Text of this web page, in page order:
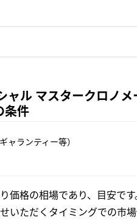
ャル マスタークロノ
件
ャランティー等）
価格の相場であり、目安で
いただくタイミングでの市